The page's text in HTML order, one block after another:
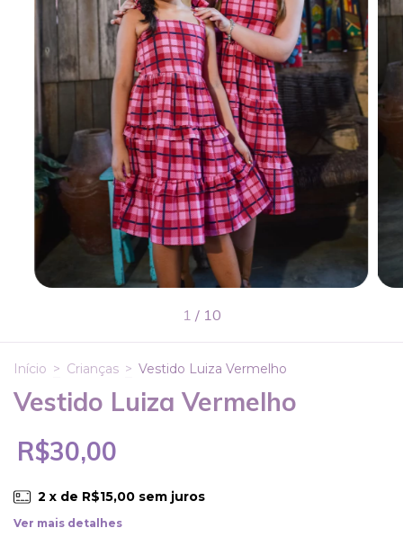
1 / 10
Início > Crianças > Vestido Luiza Vermelho
Vestido Luiza Vermelho
R$30,00
2 x de R$15,00 sem juros
Ver mais detalhes